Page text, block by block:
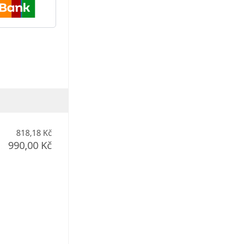
818,18 Kč
990,00 Kč